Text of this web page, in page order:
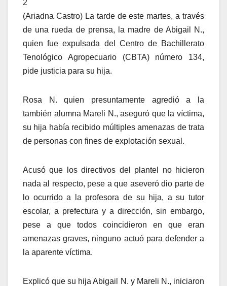
2
(Ariadna Castro) La tarde de este martes, a través
de una rueda de prensa, la madre de Abigail N.,
quien fue expulsada del Centro de Bachillerato
Tenológico Agropecuario (CBTA) número 134,
pide justicia para su hija.
Rosa N. quien presuntamente agredió a la
también alumna Mareli N., aseguró que la víctima,
su hija había recibido múltiples amenazas de trata
de personas con fines de explotación sexual.
Acusó que los directivos del plantel no hicieron
nada al respecto, pese a que aseveró dio parte de
lo ocurrido a la profesora de su hija, a su tutor
escolar, a prefectura y a dirección, sin embargo,
pese a que todos coincidieron en que eran
amenazas graves, ninguno actuó para defender a
la aparente víctima.
Explicó que su hija Abigail N. y Mareli N., iniciaron